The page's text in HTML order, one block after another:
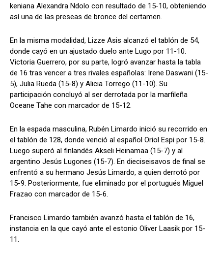
keniana Alexandra Ndolo con resultado de 15-10, obteniendo
así una de las preseas de bronce del certamen.
En la misma modalidad, Lizze Asis alcanzó el tablón de 54,
donde cayó en un ajustado duelo ante Lugo por 11-10.
Victoria Guerrero, por su parte, logró avanzar hasta la tabla
de 16 tras vencer a tres rivales españolas: Irene Daswani (15-
5), Julia Rueda (15-8) y Alicia Torrego (11-10). Su
participación concluyó al ser derrotada por la marfileña
Oceane Tahe con marcador de 15-12.
En la espada masculina, Rubén Limardo inició su recorrido en
el tablón de 128, donde venció al español Oriol Espi por 15-8.
Luego superó al finlandés Akseli Heinamaa (15-7) y al
argentino Jesús Lugones (15-7). En dieciseisavos de final se
enfrentó a su hermano Jesús Limardo, a quien derrotó por
15-9. Posteriormente, fue eliminado por el portugués Miguel
Frazao con marcador de 15-6.
Francisco Limardo también avanzó hasta el tablón de 16,
instancia en la que cayó ante el estonio Oliver Laasik por 15-
11.